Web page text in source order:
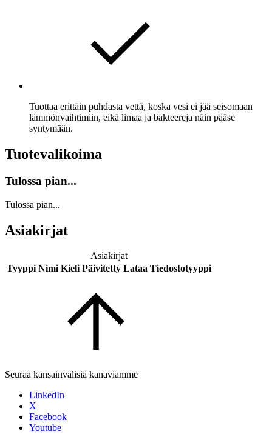
Tuottaa erittäin puhdasta vettä, koska vesi ei jää seisomaan
lämmönvaihtimiin, eikä limaa ja bakteereja näin pääse
syntymään.
Tuotevalikoima
Tulossa pian...
Tulossa pian...
Asiakirjat
Asiakirjat
Tyyppi Nimi Kieli Päivitetty Lataa Tiedostotyyppi
Seuraa kansainvälisiä kanaviamme
LinkedIn
X
Facebook
Youtube